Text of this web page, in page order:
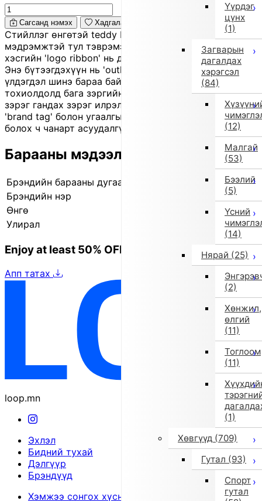
Үүрдэг
цүнх
(1)
Загварын
дагалдах
хэрэгсэл
(84)
(12)
Малгай
(53)
Бээлий
(5)
Үсний
(14)
Нярай (25)
(2)
Хөнжил,
өлгий
(11)
Тоглоом
(11)
(1)
Хөвгүүд (709)
Гутал (93)
Спорт
гутал
Сагсанд нэмэх Хадгалах
Стийллэг өнгөтэй teddy bear. Зөөлөн, сэвсгэр
мэдрэмжтэй тул тэврэмээр өхөөрдөм. Хүзүү
хэсгийн 'logo ribbon' нь даруухан чимэг болж өгнө.
Энэ бүтээгдэхүүн нь 'outlet' бараа бөгөөд улирлын
үлдэгдэл шинэ бараа байх нь ихэнхдээ, зарим
тохиолдолд бага зэргийн зураас, үрчлээ, өнгө бага
зэрэг гандах зэрэг илрэл байж болно. Заримдаа
'brand tag' болон угаалгын шошго байхгүй байж
болох ч чанарт асуудалгүй.
Барааны мэдээлэл
Брэндийн барааны дугаар
Брэндийн нэр
Өнгө
Улирал
2025 оны намар/өвөл
Enjoy at least 50% OFF Tokyo fashion
Апп татах
loop.mn
Эхлэл
Бидний тухай
Дэлгүүр
Брэндүүд
Хэмжээ сонгох хүснэгт